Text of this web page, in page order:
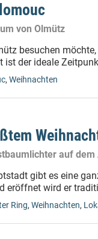
von Olmütz
besuchen
ist der ideale
, Weihnachten
auf
gibt es eine
eröffnet wird er
Ring, Weihnachten,